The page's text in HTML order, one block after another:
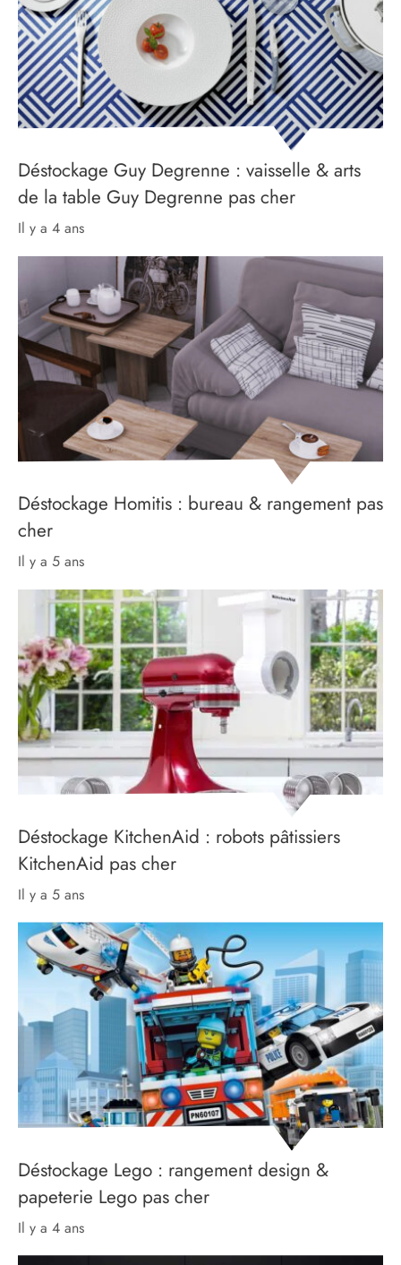
Déstockage Guy Degrenne : vaisselle & arts
de la table Guy Degrenne pas cher
il y a 4 ans
Déstockage Homitis : bureau & rangement pas
cher
il y a 5 ans
Déstockage KitchenAid : robots pâtissiers
KitchenAid pas cher
il y a 5 ans
Déstockage Lego : rangement design &
papeterie Lego pas cher
il y a 4 ans